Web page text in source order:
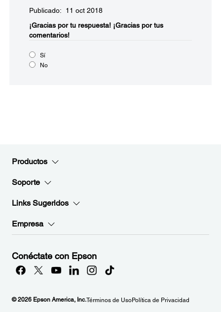
Publicado: 11 oct 2018
¡Gracias por tu respuesta! ¡Gracias por tus
comentarios!
Sí
No
Productos
Soporte
Links Sugeridos
Empresa
Conéctate con Epson
© 2026 Epson America, Inc.Términos de UsoPolítica de Privacidad